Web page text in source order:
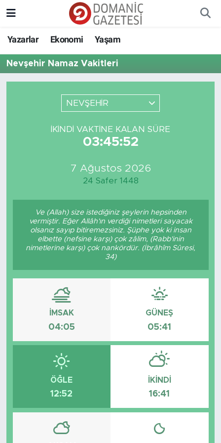
Yazarlar Ekonomi Yaşam
Nevşehir Namaz Vakitleri
NEVŞEHİR
İKINDI VAKTINE KALAN SÜRE
03:45:52
7 Ağustos 2026
24 Safer 1448
Ve (Allah) size istediğiniz şeylerin hepsinden
vermiştir. Eğer Allâh'ın verdiği nimetleri sayacak
olsanız sayıp bitiremezsiniz. Şüphe yok ki insan
elbette (nefsine karşı) çok zâlim, (Rabb'inin
nimetlerine karşı) çok nankördür. (İbrâhîm Sûresi,
34)
İMSAK
04:05
GÜNEŞ
05:41
ÖĞLE
12:52
İKINDI
16:41